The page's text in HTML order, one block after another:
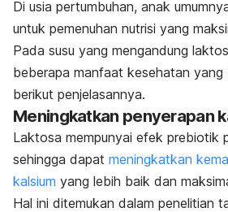
Di usia pertumbuhan, anak
untuk pemenuhan nutrisi yang
Pada susu yang mengandung
beberapa manfaat kesehatan
berikut penjelasannya.
Meningkatkan penyerapan
Laktosa mempunyai efek prebiotik
sehingga dapat meningkatkan
kalsium yang lebih baik dan
Hal ini ditemukan dalam penelitian